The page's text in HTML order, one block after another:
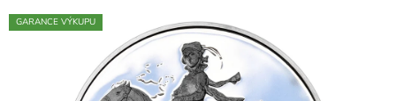
GARANCE VÝKUPU